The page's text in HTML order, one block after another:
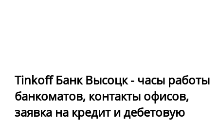
Tinkoff Банк Высоцк - часы работы
банкоматов, контакты офисов,
заявка на кредит и дебетовую